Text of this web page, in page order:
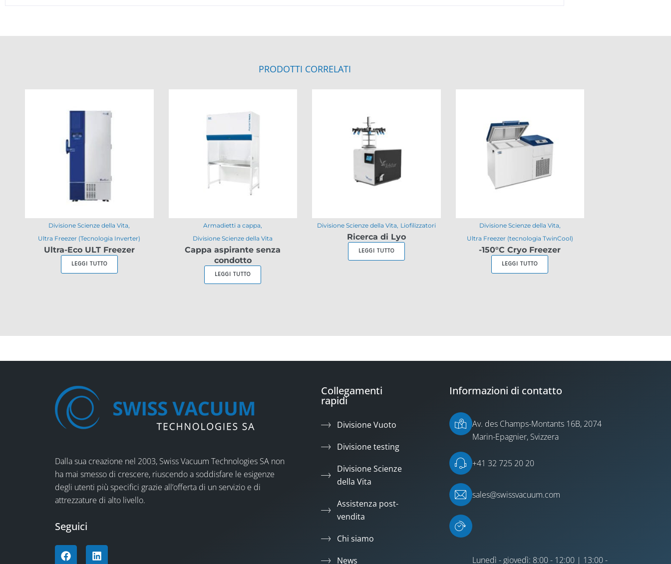
PRODOTTI CORRELATI
Divisione Scienze della Vita
Ultra Freezer (Tecnologia Inverter)
Ultra-Eco ULT Freezer
LEGGI TUTTO
Armadietti a cappa
Divisione Scienze della Vita
Cappa aspirante senza
condotto
LEGGI TUTTO
Divisione Scienze della Vita Liofilizzatori
Ricerca di Lyo
LEGGI TUTTO
Divisione Scienze della Vita
Ultra Freezer (tecnologia TwinCool)
-150°C Cryo Freezer
LEGGI TUTTO
Dalla sua creazione nel 2003, Swiss Vacuum Technologies SA non
ha mai smesso di crescere, riuscendo a soddisfare le esigenze
degli utenti più specifici grazie all’offerta di un servizio e di
attrezzature di alto livello.
Seguici
Collegamenti
rapidi
Divisione Vuoto
Divisione testing
Divisione Scienze
della Vita
Assistenza post-
vendita
Chi siamo
News
Informazioni di contatto
Av. des Champs-Montants 16B, 2074
Marin-Epagnier, Svizzera
+41 32 725 20 20
sales@swissvacuum.com
Lunedì - giovedì: 8:00 - 12:00 | 13:00 -